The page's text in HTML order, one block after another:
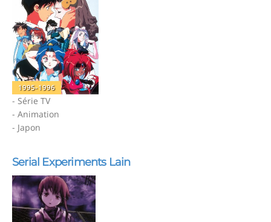
1995-1996
- Série TV
- Animation
- Japon
Serial Experiments Lain